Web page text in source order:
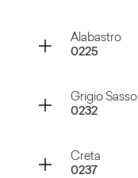
Alabastro
0225
Container
Grigio Sasso
0232
Container
Creta
0237
Container